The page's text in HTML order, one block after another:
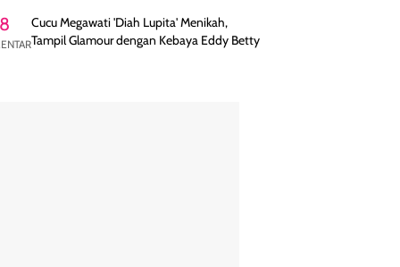
8
Cucu Megawati 'Diah Lupita' Menikah,
Tampil Glamour dengan Kebaya Eddy Betty